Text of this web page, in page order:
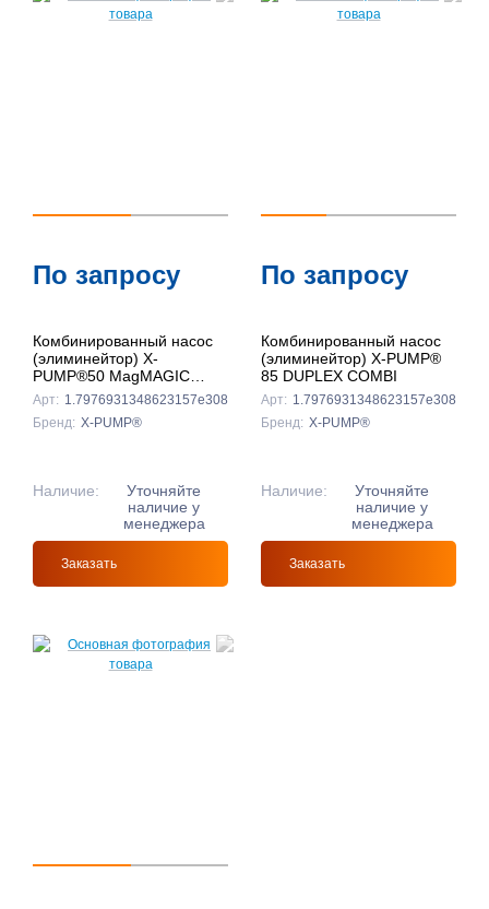
По запросу
Комбинированный насос
(элиминейтор) X-
PUMP®50 MagMAGIC
COMBI
Арт: 1.7976931348623157e308
Бренд: X-PUMP®
Наличие:
Уточняйте
наличие у
менеджера
Заказать
По запросу
Комбинированный насос
(элиминейтор) X-PUMP®
85 DUPLEX COMBI
Арт: 1.7976931348623157e308
Бренд: X-PUMP®
Наличие:
Уточняйте
наличие у
менеджера
Заказать